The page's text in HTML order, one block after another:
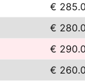
€
€
€
€